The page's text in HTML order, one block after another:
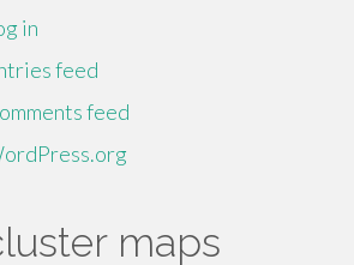
in
feed
feed
maps